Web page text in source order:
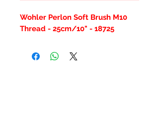
Wohler Perlon Soft Brush M10
Thread - 25cm/10" - 18725